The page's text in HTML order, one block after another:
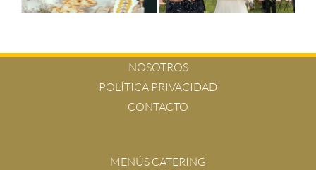
NOSOTROS
POLÍTICA PRIVACIDAD
CONTACTO
MENÚS CATERING